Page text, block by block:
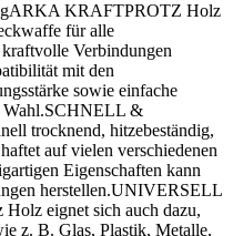
gARKA KRAFTPROTZ Holz
für alle
Verbindungen
mit den
sowie einfache
Wahl.SCHNELL &
trocknend, hitzebeständig,
auf vielen verschiedenen
Eigenschaften kann
herstellen.UNIVERSELL
eignet sich auch dazu,
z. B. Glas, Plastik, Metalle,